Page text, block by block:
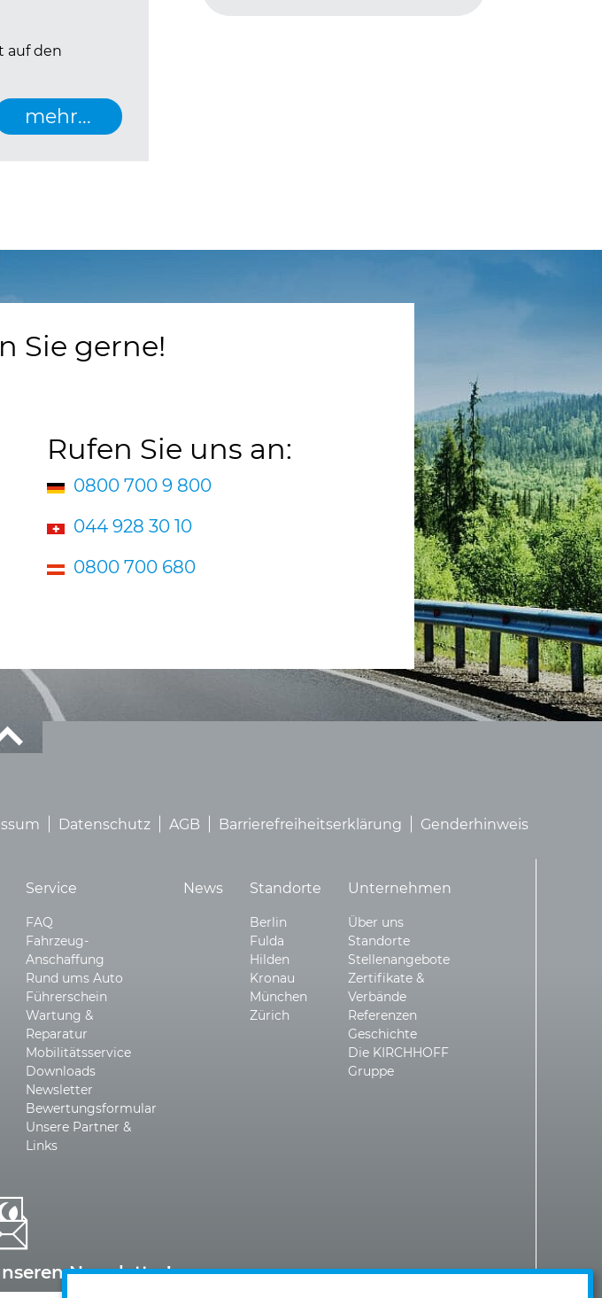
auf den
mehr...
Sie gerne!
Rufen Sie uns an:
0800 700 9 800
044 928 30 10
0800 700 680
Datenschutz AGB Barrierefreiheitserklärung Genderhinweis
Service
FAQ
Fahrzeug-
Anschaffung
Rund ums Auto
Führerschein
Wartung &
Reparatur
Mobilitätsservice
Downloads
Newsletter
Bewertungsformular
Unsere Partner &
Links
News Standorte
Berlin
Fulda
Hilden
Kronau
München
Zürich
Unternehmen
Über uns
Standorte
Stellenangebote
Zertifikate &
Verbände
Referenzen
Geschichte
Die KIRCHHOFF
Gruppe
Newsletter!